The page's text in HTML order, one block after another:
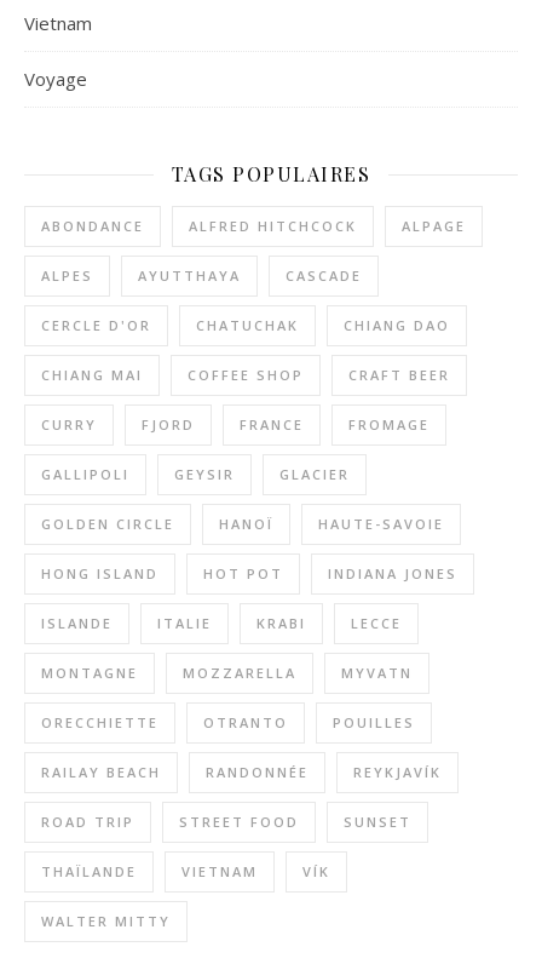
Vietnam
Voyage
TAGS POPULAIRES
ABONDANCE ALFRED HITCHCOCK ALPAGE
ALPES AYUTTHAYA CASCADE
CERCLE D'OR CHATUCHAK CHIANG DAO
CHIANG MAI COFFEE SHOP CRAFT BEER
CURRY FJORD FRANCE FROMAGE
GALLIPOLI GEYSIR GLACIER
GOLDEN CIRCLE HANOÏ HAUTE-SAVOIE
HONG ISLAND HOT POT INDIANA JONES
ISLANDE ITALIE KRABI LECCE
MONTAGNE MOZZARELLA MYVATN
ORECCHIETTE OTRANTO POUILLES
RAILAY BEACH RANDONNÉE REYKJAVÍK
ROAD TRIP STREET FOOD SUNSET
THAÏLANDE VIETNAM VÍK
WALTER MITTY